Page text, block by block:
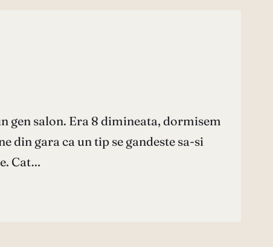
gen salon. Era 8 dimineata, dormisem
din gara ca un tip se gandeste sa-si
Cat…